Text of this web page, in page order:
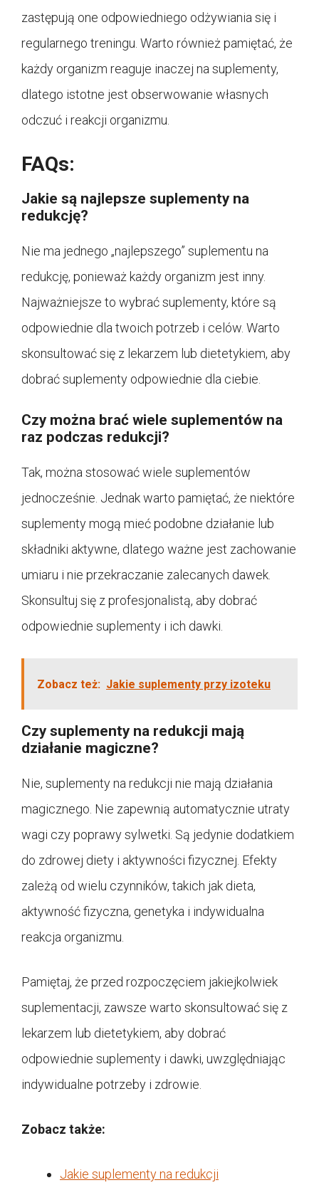
zastępują one odpowiedniego odżywiania się i
regularnego treningu. Warto również pamiętać, że
każdy organizm reaguje inaczej na suplementy,
dlatego istotne jest obserwowanie własnych
odczuć i reakcji organizmu.
FAQs:
Jakie są najlepsze suplementy na
redukcję?
Nie ma jednego „najlepszego” suplementu na
redukcję, ponieważ każdy organizm jest inny.
Najważniejsze to wybrać suplementy, które są
odpowiednie dla twoich potrzeb i celów. Warto
skonsultować się z lekarzem lub dietetykiem, aby
dobrać suplementy odpowiednie dla ciebie.
Czy można brać wiele suplementów na
raz podczas redukcji?
Tak, można stosować wiele suplementów
jednocześnie. Jednak warto pamiętać, że niektóre
suplementy mogą mieć podobne działanie lub
składniki aktywne, dlatego ważne jest zachowanie
umiaru i nie przekraczanie zalecanych dawek.
Skonsultuj się z profesjonalistą, aby dobrać
odpowiednie suplementy i ich dawki.
Zobacz też: Jakie suplementy przy izoteku
Czy suplementy na redukcji mają
działanie magiczne?
Nie, suplementy na redukcji nie mają działania
magicznego. Nie zapewnią automatycznie utraty
wagi czy poprawy sylwetki. Są jedynie dodatkiem
do zdrowej diety i aktywności fizycznej. Efekty
zależą od wielu czynników, takich jak dieta,
aktywność fizyczna, genetyka i indywidualna
reakcja organizmu.
Pamiętaj, że przed rozpoczęciem jakiejkolwiek
suplementacji, zawsze warto skonsultować się z
lekarzem lub dietetykiem, aby dobrać
odpowiednie suplementy i dawki, uwzględniając
indywidualne potrzeby i zdrowie.
Zobacz także:
Jakie suplementy na redukcji